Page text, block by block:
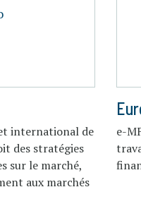
international de
des stratégies
sur le marché,
aux marchés
e-